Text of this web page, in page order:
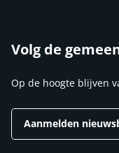
Volg de
Op de hoogte blijven
Aanmelden